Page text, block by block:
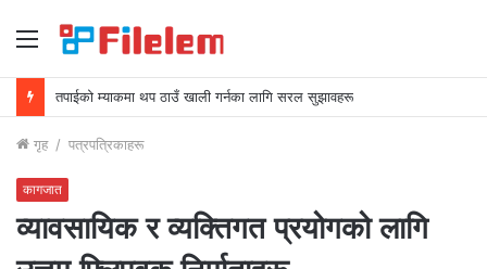
म्याकमा स्क्रिनसटहरू कसरी मेटाउने
गृह / पत्रपत्रिकाहरू
कागजात
व्यावसायिक र व्यक्तिगत प्रयोगको लागि